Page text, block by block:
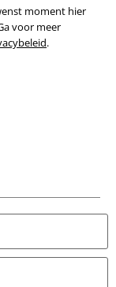
moment hier
voor meer
.